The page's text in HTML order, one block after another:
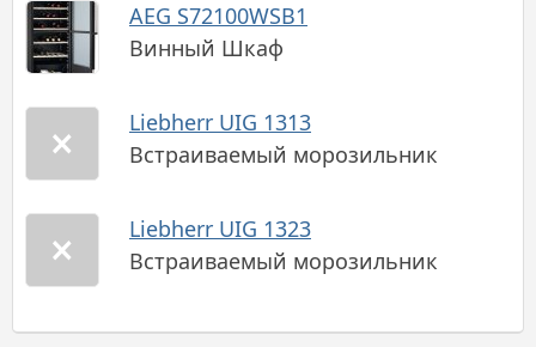
AEG S72100WSB1
Винный Шкаф
Liebherr UIG 1313
Встраиваемый морозильник
Liebherr UIG 1323
Встраиваемый морозильник